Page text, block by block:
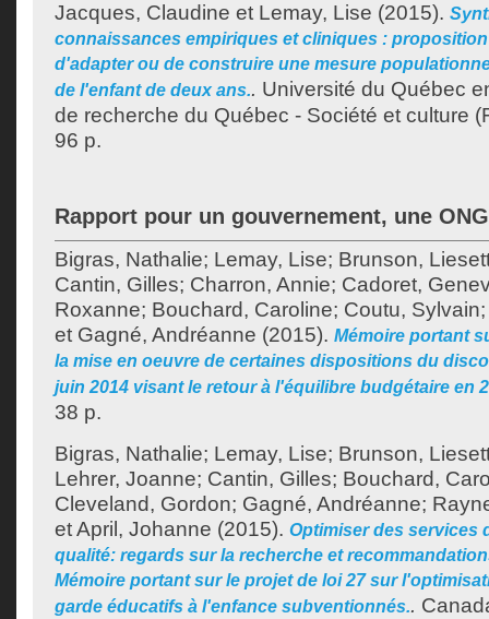
Jacques, Claudine et Lemay, Lise (2015).
connaissances empiriques et cliniques :
d'adapter ou de construire une mesure
de l'enfant de deux ans.. Université du Québec
de recherche du Québec - Société et culture
96 p.
Rapport pour un gouvernement, une ONG
Bigras, Nathalie; Lemay, Lise; Brunson,
Cantin, Gilles; Charron, Annie; Cadoret,
Roxanne; Bouchard, Caroline; Coutu, Sylvain
et Gagné, Andréanne (2015). Mémoire portant
la mise en oeuvre de certaines dispositions du
juin 2014 visant le retour à l'équilibre budgétaire en
38 p.
Bigras, Nathalie; Lemay, Lise; Brunson,
Lehrer, Joanne; Cantin, Gilles; Bouchard,
Cleveland, Gordon; Gagné, Andréanne;
etApril, Johanne (2015). Optimiser des services
qualité: regards sur la recherche et
Mémoire portant sur le projet de loi 27 sur
garde éducatifs à l'enfance subventionnés..